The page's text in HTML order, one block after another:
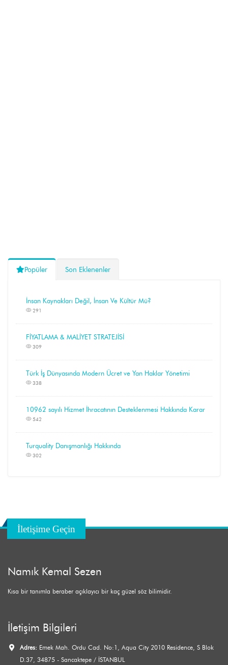
Popüler Son Eklenenler
İnsan Kaynakları Değil, İnsan Ve Kültür Mü?
291
FİYATLAMA & MALİYET STRATEJİSİ
309
Türk İş Dünyasında Modern Ücret ve Yan Haklar Yönetimi
338
10962 sayılı Hizmet İhracatının Desteklenmesi Hakkında Karar
542
Turquality Danışmanlığı Hakkında
302
İletişime Geçin
Namık Kemal Sezen
Kısa bir tanımla beraber açıklayıcı bir kaç güzel söz bilimidir.
İletişim Bilgileri
Adres: Emek Mah. Ordu Cad. No:1, Aqua City 2010 Residence, S Blok
D.37, 34875 - Sancaktepe / İSTANBUL